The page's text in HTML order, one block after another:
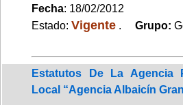
Fecha: 18/02/2012
Estado: Vigente . Grupo:
Estatutos De La Agencia
Local “Agencia Albaicín